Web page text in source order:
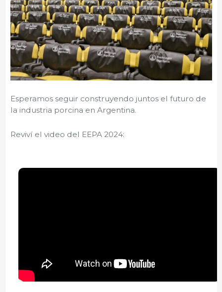
Esperamos seguir construyendo juntos el futuro de
la industria porcina en Argentina.
Reviví el video del EEPA 2024: